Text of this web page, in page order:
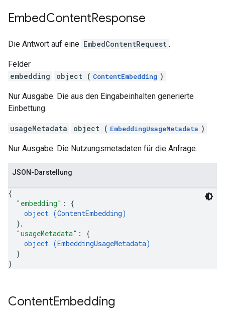
EmbedContentResponse
Die Antwort auf eine EmbedContentRequest .
Felder
embedding
object ( ContentEmbedding )
Nur Ausgabe. Die aus den Eingabeinhalten generierte
Einbettung.
usageMetadata object ( EmbeddingUsageMetadata )
Nur Ausgabe. Die Nutzungsmetadaten für die Anfrage.
JSON-Darstellung
{
"embedding" : {
object (ContentEmbedding)
},
"usageMetadata" : {
object (EmbeddingUsageMetadata)
}
}
ContentEmbedding